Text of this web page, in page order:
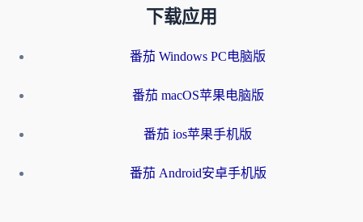
下载应用
番茄 Windows PC电脑版
番茄 macOS苹果电脑版
番茄 ios苹果手机版
番茄 Android安卓手机版